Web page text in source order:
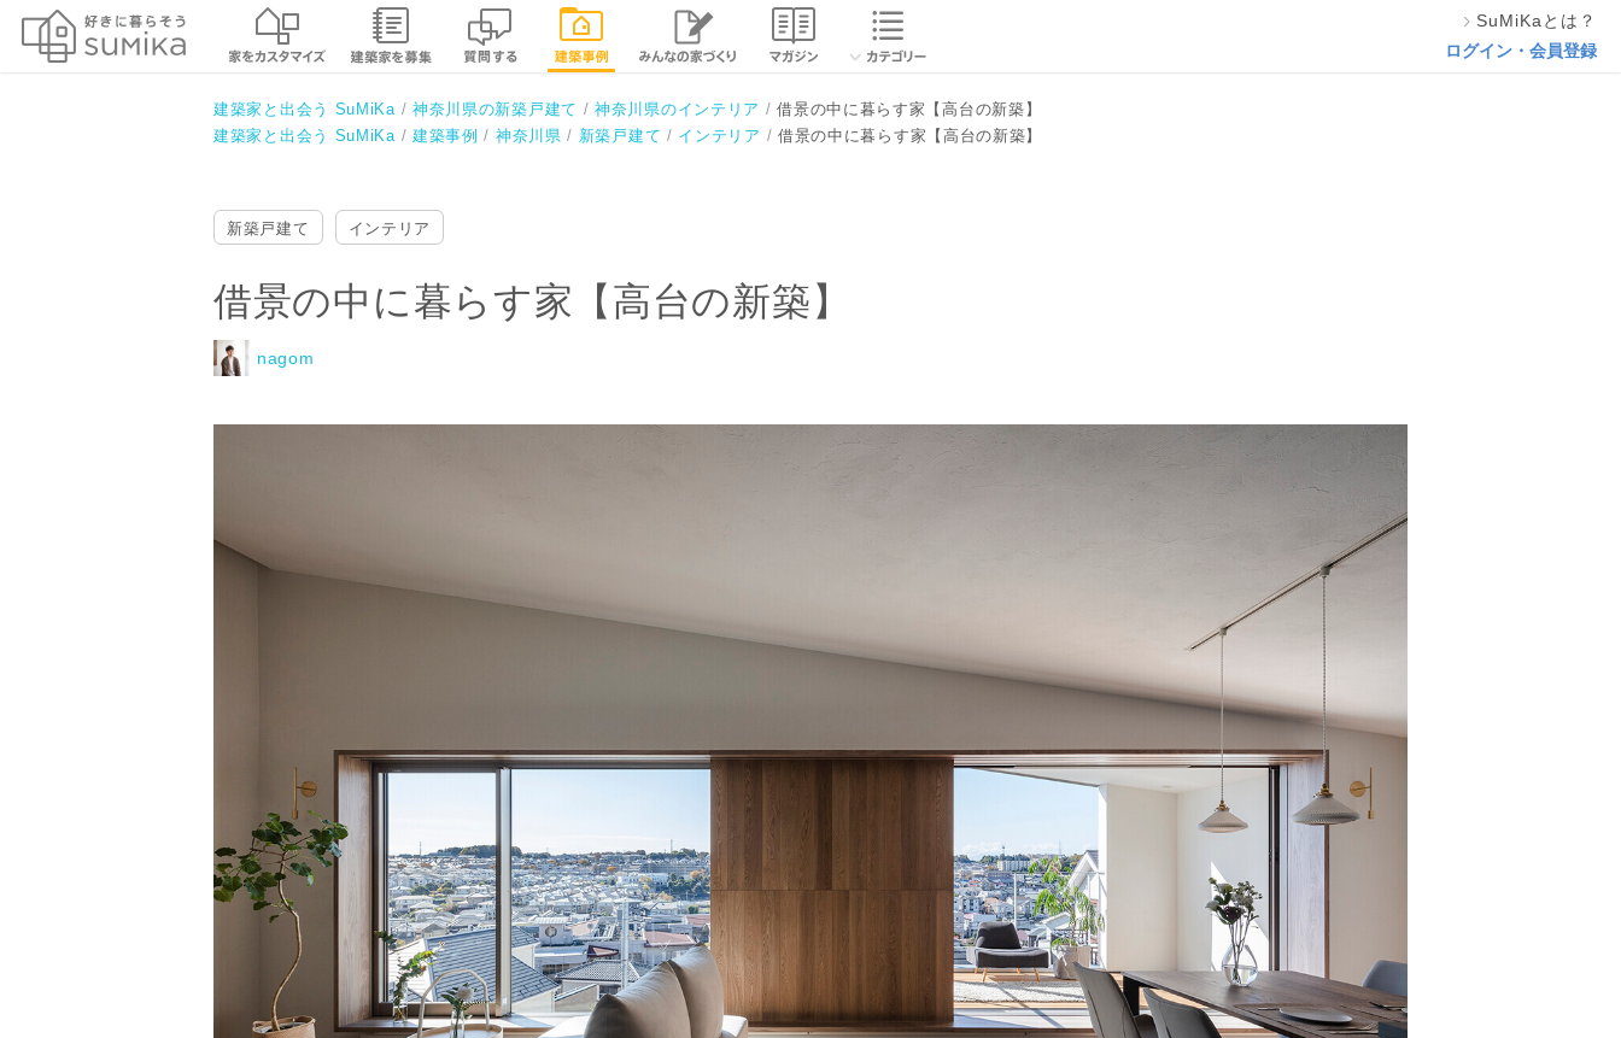
閉じる
SuMiKaとは？
ログイン・会員登録
建築家と出会う SuMiKa 神奈川県の新築戸建て 神奈川県のインテリア
借景の中に暮らす家【高台の新築】
建築家と出会う SuMiKa
建築事例 神奈川県 新築戸建て インテリア 借景の中に暮らす家【高台の新築】
借景の中に暮らす家【高台の新築】
nagom
新築戸建て インテリア
借景の中に暮らす家【高台の新築】
nagom